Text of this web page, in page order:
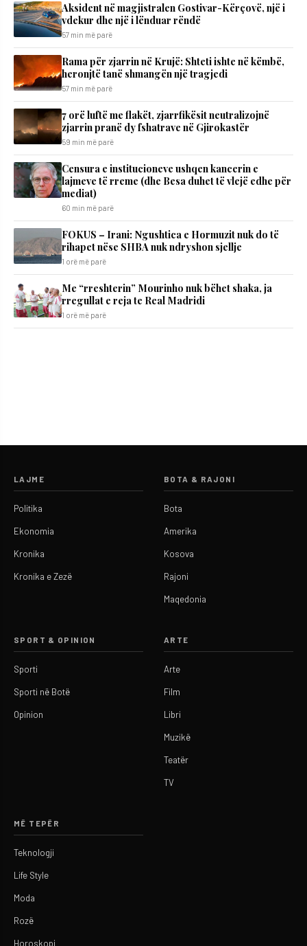
Aksident në magjistralen Gostivar-Kërçovë, një i
vdekur dhe një i lënduar rëndë
57 min më parë
Rama për zjarrin në Krujë: Shteti ishte në këmbë,
heronjtë tanë shmangën një tragjedi
57 min më parë
7 orë luftë me flakët, zjarrfikësit neutralizojnë
zjarrin pranë dy fshatrave në Gjirokastër
59 min më parë
Censura e institucioneve ushqen kancerin e
lajmeve të rreme (dhe Besa duhet të vlejë edhe për
mediat)
60 min më parë
FOKUS – Irani: Ngushtica e Hormuzit nuk do të
rihapet nëse SHBA nuk ndryshon sjellje
1 orë më parë
Me “rreshterin” Mourinho nuk bëhet shaka, ja
rregullat e reja te Real Madridi
1 orë më parë
LAJME
Politika
Ekonomia
Kronika
Kronika e Zezë
BOTA & RAJONI
Bota
Amerika
Kosova
Rajoni
Maqedonia
SPORT & OPINION
Sporti
Sporti në Botë
Opinion
ARTE
Arte
Film
Libri
Muzikë
Teatër
TV
MË TEPËR
Teknologji
Life Style
Moda
Rozë
Horoskopi